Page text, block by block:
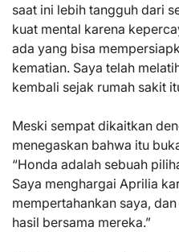
saat ini lebih tangguh dari
kuat mental karena
ada yang bisa
kematian. Saya telah
kembali sejak rumah sakit
Meski sempat dikaitkan
menegaskan bahwa itu
“Honda adalah sebuah
Saya menghargai Aprilia
mempertahankan saya,
hasil bersama mereka.”